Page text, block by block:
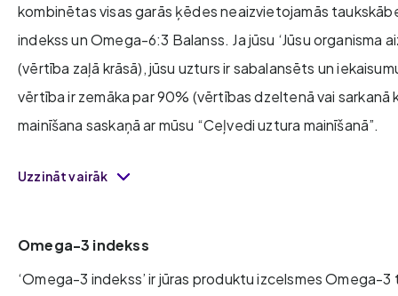
kombinētas visas garās ķēdes neaizvietojamās
indekss un Omega-6:3 Balanss. Ja jūsu ‘Jūsu organisma
(vērtība zaļā krāsā), jūsu uzturs ir sabalansēts un
vērtība ir zemāka par 90% (vērtības dzeltenā vai sarkanā
mainīšana saskaņā ar mūsu “Ceļvedi uztura mainīšanā”.
Uzzināt vairāk
Omega-3 indekss
‘Omega-3 indekss’ ir jūras produktu izcelsmes Omega-